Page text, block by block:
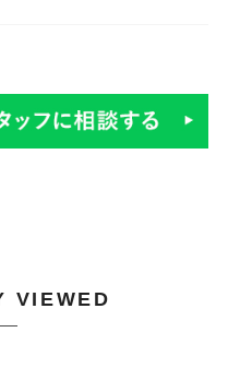
VIEWED